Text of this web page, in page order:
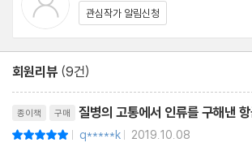
관심작가 알림신청
회원리뷰 (9건)
종이책 구매 질병의 고통에서 인류를 구해낸
| q*****k | 2019.10.08